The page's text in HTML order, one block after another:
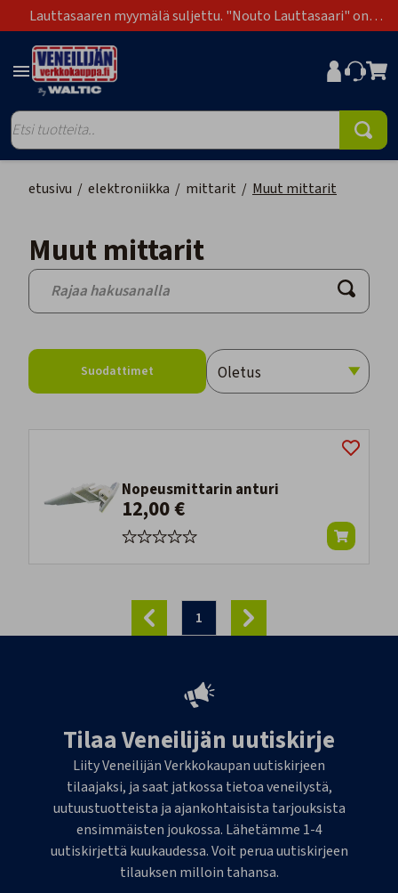
Lauttasaaren myymälä suljettu. "Nouto Lauttasaari" on
poistunut toimitustapavaihtoehdoista.
etusivu / elektroniikka / mittarit / Muut mittarit
Muut mittarit
Suodattimet
Nopeusmittarin anturi
12,00 €
1
Tilaa Veneilijän uutiskirje
Liity Veneilijän Verkkokaupan uutiskirjeen
tilaajaksi, ja saat jatkossa tietoa veneilystä,
uutuustuotteista ja ajankohtaisista tarjouksista
ensimmäisten joukossa. Lähetämme 1-4
uutiskirjettä kuukaudessa. Voit perua uutiskirjeen
tilauksen milloin tahansa.